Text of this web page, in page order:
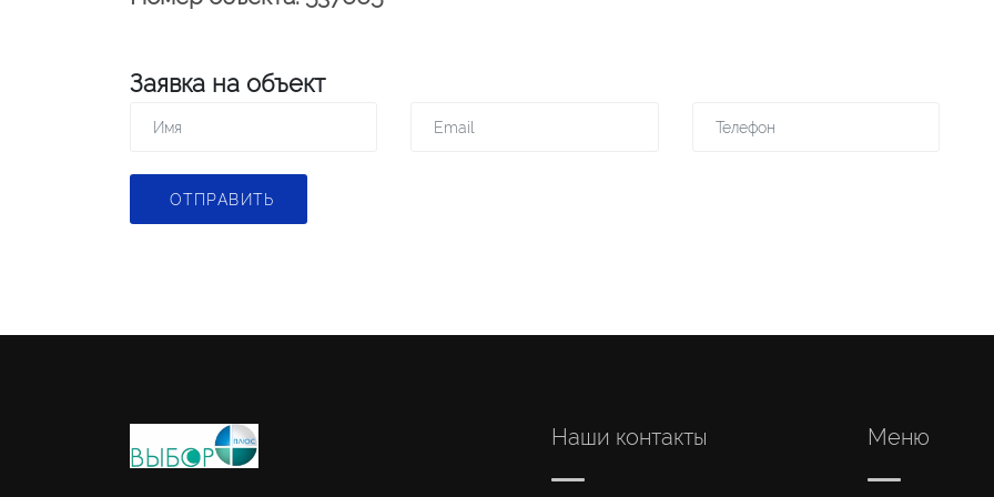
Заявка на объект
ОТПРАВИТЬ
Наши контакты Меню